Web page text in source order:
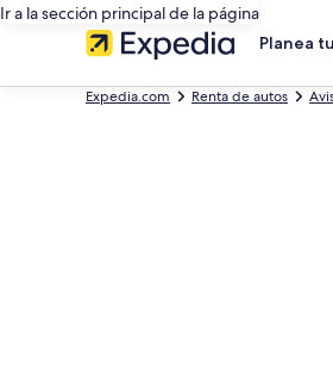
Ir a la sección principal de la página
Planea
Expedia.com Renta de autos